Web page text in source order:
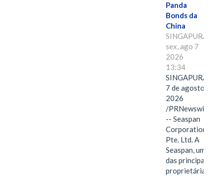
Panda
Bonds da
China
SINGAPURA,
sex, ago 7
2026
13:34
SINGAPURA,
7 de agosto de
2026
/PRNewswire/
-- Seaspan
Corporation
Pte. Ltd. A
Seaspan, uma
das principais
proprietárias